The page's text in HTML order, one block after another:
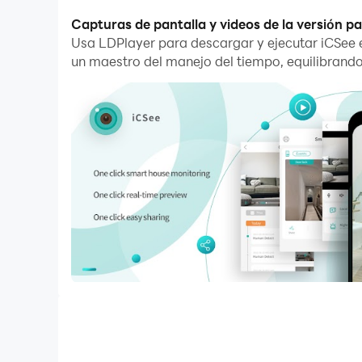
Además, la función de transferencia de
Descarga iCSee y ejecútalo en tu PC.
iCSee is a monitoring security software ，
doorlock . iCSee can access the device by
Capturas de pantalla y videos de la versión
Usa LDPlayer para descargar y ejecutar
un maestro del manejo del tiempo,